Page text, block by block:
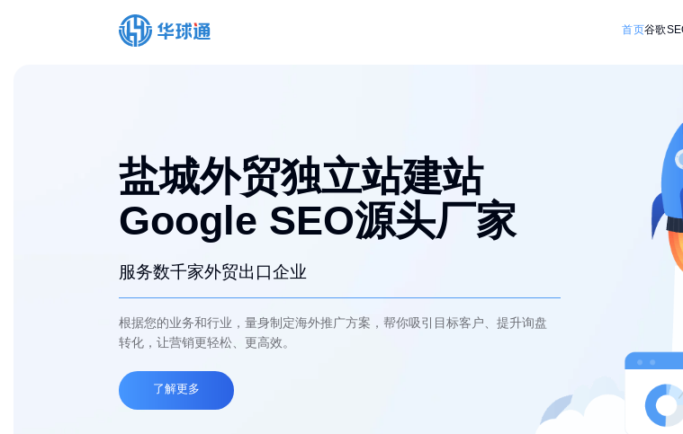
首页谷歌
盐城外贸独立站建站
Google SEO源头厂家
服务数千家外贸出口企业
根据您的业务和行业，量身制定海外推广方案，帮你吸引目标客户、提升询盘
转化，让营销更轻松、更高效。
了解更多